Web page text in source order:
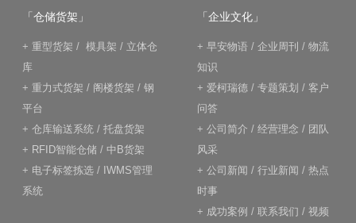
「仓储货架」
+ 重型货架 / 模具架 / 立体仓
库
+ 重力式货架 / 阁楼货架 / 钢
平台
+ 仓库输送系统 / 托盘货架
+ RFID智能仓储 / 中B货架
+ 电子标签拣选 / IWMS管理
系统
「企业文化」
+ 早安物语 / 企业周刊 / 物流
知识
+ 爱柯瑞德 / 专题策划 / 客户
问答
+ 公司简介 / 经营理念 / 团队
风采
+ 公司新闻 / 行业新闻 / 热点
时事
+ 成功案例 / 联系我们 / 视频